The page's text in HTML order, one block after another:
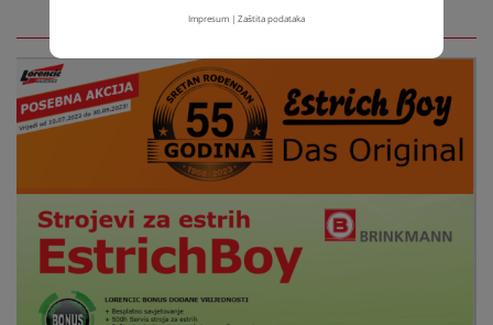
Impresum| Zaštita podataka